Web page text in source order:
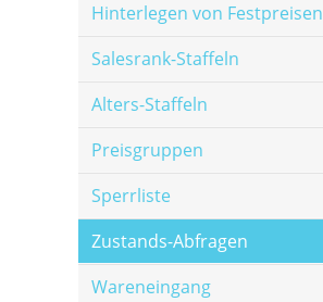
Hinterlegen von Festpreisen
Salesrank-Staffeln
Alters-Staffeln
Preisgruppen
Sperrliste
Zustands-Abfragen
Wareneingang